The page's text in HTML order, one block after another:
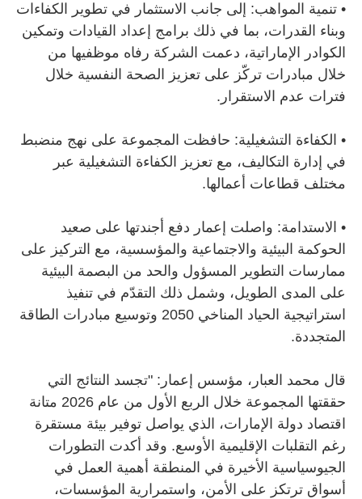
• تنمية المواهب: إلى جانب الاستثمار في تطوير الكفاءات
وبناء القدرات، بما في ذلك برامج إعداد القيادات وتمكين
الكوادر الإماراتية، دعمت الشركة رفاه موظفيها من
خلال مبادرات تركّز على تعزيز الصحة النفسية خلال
فترات عدم الاستقرار.
• الكفاءة التشغيلية: حافظت المجموعة على نهج منضبط
في إدارة التكاليف، مع تعزيز الكفاءة التشغيلية عبر
مختلف قطاعات أعمالها.
• الاستدامة: واصلت إعمار دفع أجندتها على صعيد
الحوكمة البيئية والاجتماعية والمؤسسية، مع التركيز على
ممارسات التطوير المسؤول والحد من البصمة البيئية
على المدى الطويل، وشمل ذلك التقدّم في تنفيذ
استراتيجية الحياد المناخي 2050 وتوسيع مبادرات الطاقة
المتجددة.
قال محمد العبار، مؤسس إعمار: "تجسد النتائج التي
حققتها المجموعة خلال الربع الأول من عام 2026 متانة
اقتصاد دولة الإمارات، الذي يواصل توفير بيئة مستقرة
رغم التقلبات الإقليمية الأوسع. وقد أكدت التطورات
الجيوسياسية الأخيرة في المنطقة أهمية العمل في
أسواق ترتكز على الأمن، واستمرارية المؤسسات،